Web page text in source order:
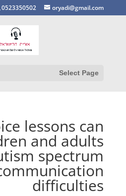
0523350502 oryadi@gmail.com
Select Page
lessons can
and adults
spectrum
difficulties